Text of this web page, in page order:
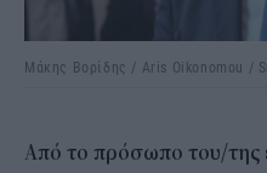
Μάκης Βορίδης / Aris Oikonomou /
Από το πρόσωπο του/της